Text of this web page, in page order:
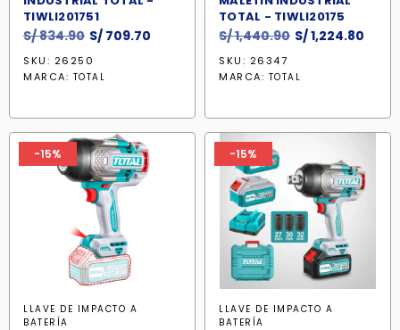
TIWLI201751
S/834.90 El
precio
original
S/ 709.70
SKU: 26250
MARCA: TOTAL
TOTAL - TIWLI20175
S/1,440.90 El
original
S/1,224.80
SKU: 26347
MARCA: TOTAL
-15%
LLAVE DE IMPACTO A
BATERÍA
-15%
LLAVE DE IMPACTO A
BATERÍA